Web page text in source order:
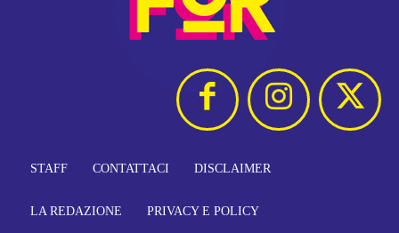
STAFF CONTATTACI DISCLAIMER
LA REDAZIONE PRIVACY E POLICY